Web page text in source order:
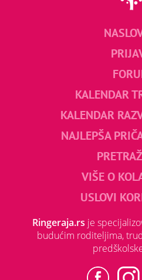
KALENDAR
KALENDAR
NAJLEPŠA
VIŠE O
USLOVI
Ringeraja.rs je
budućim roditeljima,